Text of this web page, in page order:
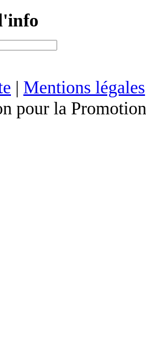
| Mentions légales
pour la